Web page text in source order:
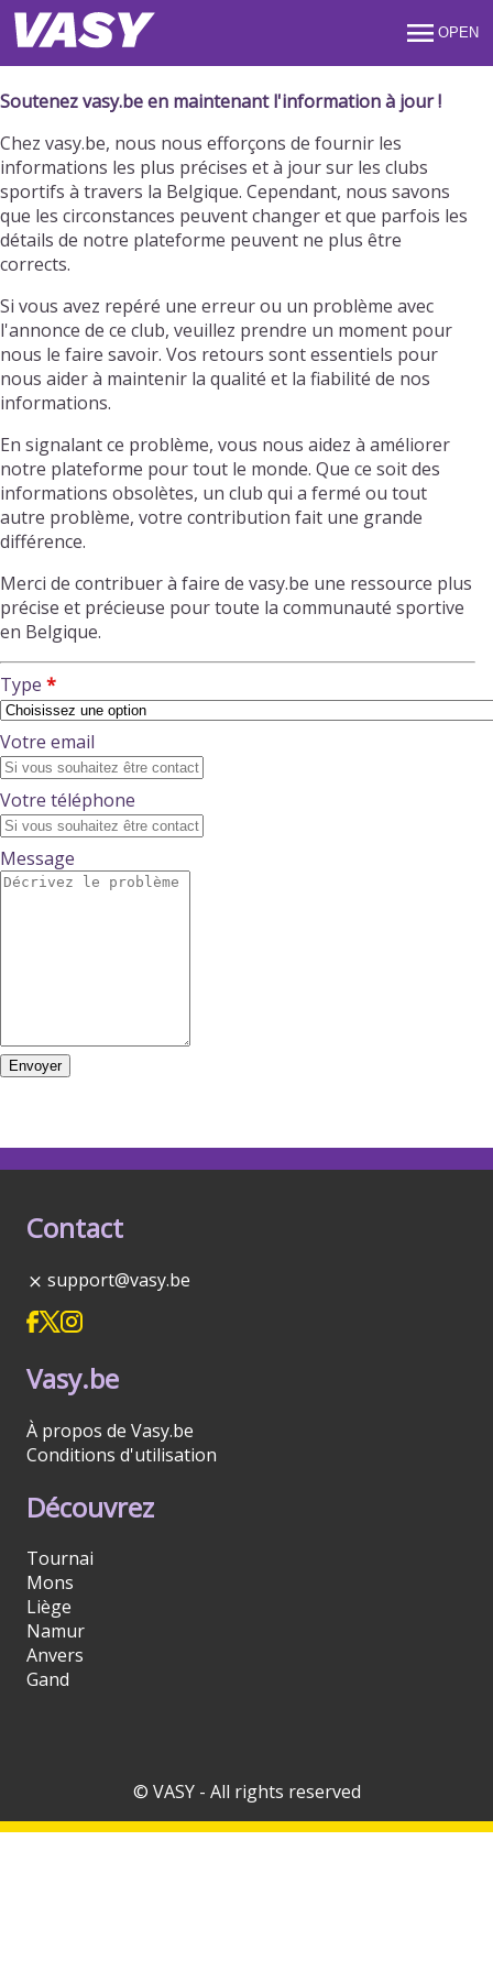
OPEN
Soutenez vasy.be en maintenant l'information à jour !
Chez vasy.be, nous nous efforçons de fournir les
informations les plus précises et à jour sur les clubs
sportifs à travers la Belgique. Cependant, nous savons
que les circonstances peuvent changer et que parfois les
détails de notre plateforme peuvent ne plus être
corrects.
Si vous avez repéré une erreur ou un problème avec
l'annonce de ce club, veuillez prendre un moment pour
nous le faire savoir. Vos retours sont essentiels pour
nous aider à maintenir la qualité et la fiabilité de nos
informations.
En signalant ce problème, vous nous aidez à améliorer
notre plateforme pour tout le monde. Que ce soit des
informations obsolètes, un club qui a fermé ou tout
autre problème, votre contribution fait une grande
différence.
Merci de contribuer à faire de vasy.be une ressource plus
précise et précieuse pour toute la communauté sportive
en Belgique.
Type
Votre email
Votre téléphone
Message
Envoyer
Contact
support@vasy.be
Vasy.be
À propos de Vasy.be
Conditions d'utilisation
Découvrez
Tournai
Mons
Liège
Namur
Anvers
Gand
© VASY - All rights reserved